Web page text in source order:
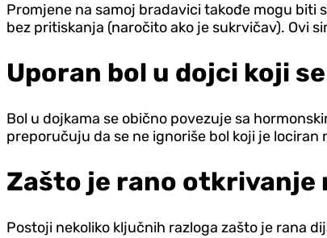
Promjene na samoj bradavici takođe mogu biti
bez pritiskanja (naročito ako je sukrvičav). Ovi
Uporan bol u dojci koji
Bol u dojkama se obično povezuje sa
preporučuju da se ne ignoriše bol koji je
Zašto je rano otkrivanje
Postoji nekoliko ključnih razloga zašto je rana